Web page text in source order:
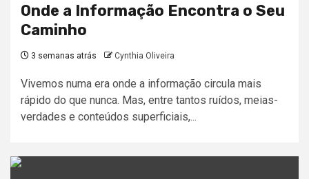
Onde a Informação Encontra o Seu
Caminho
3 semanas atrás Cynthia Oliveira
Vivemos numa era onde a informação circula mais
rápido do que nunca. Mas, entre tantos ruídos, meias-
verdades e conteúdos superficiais,...